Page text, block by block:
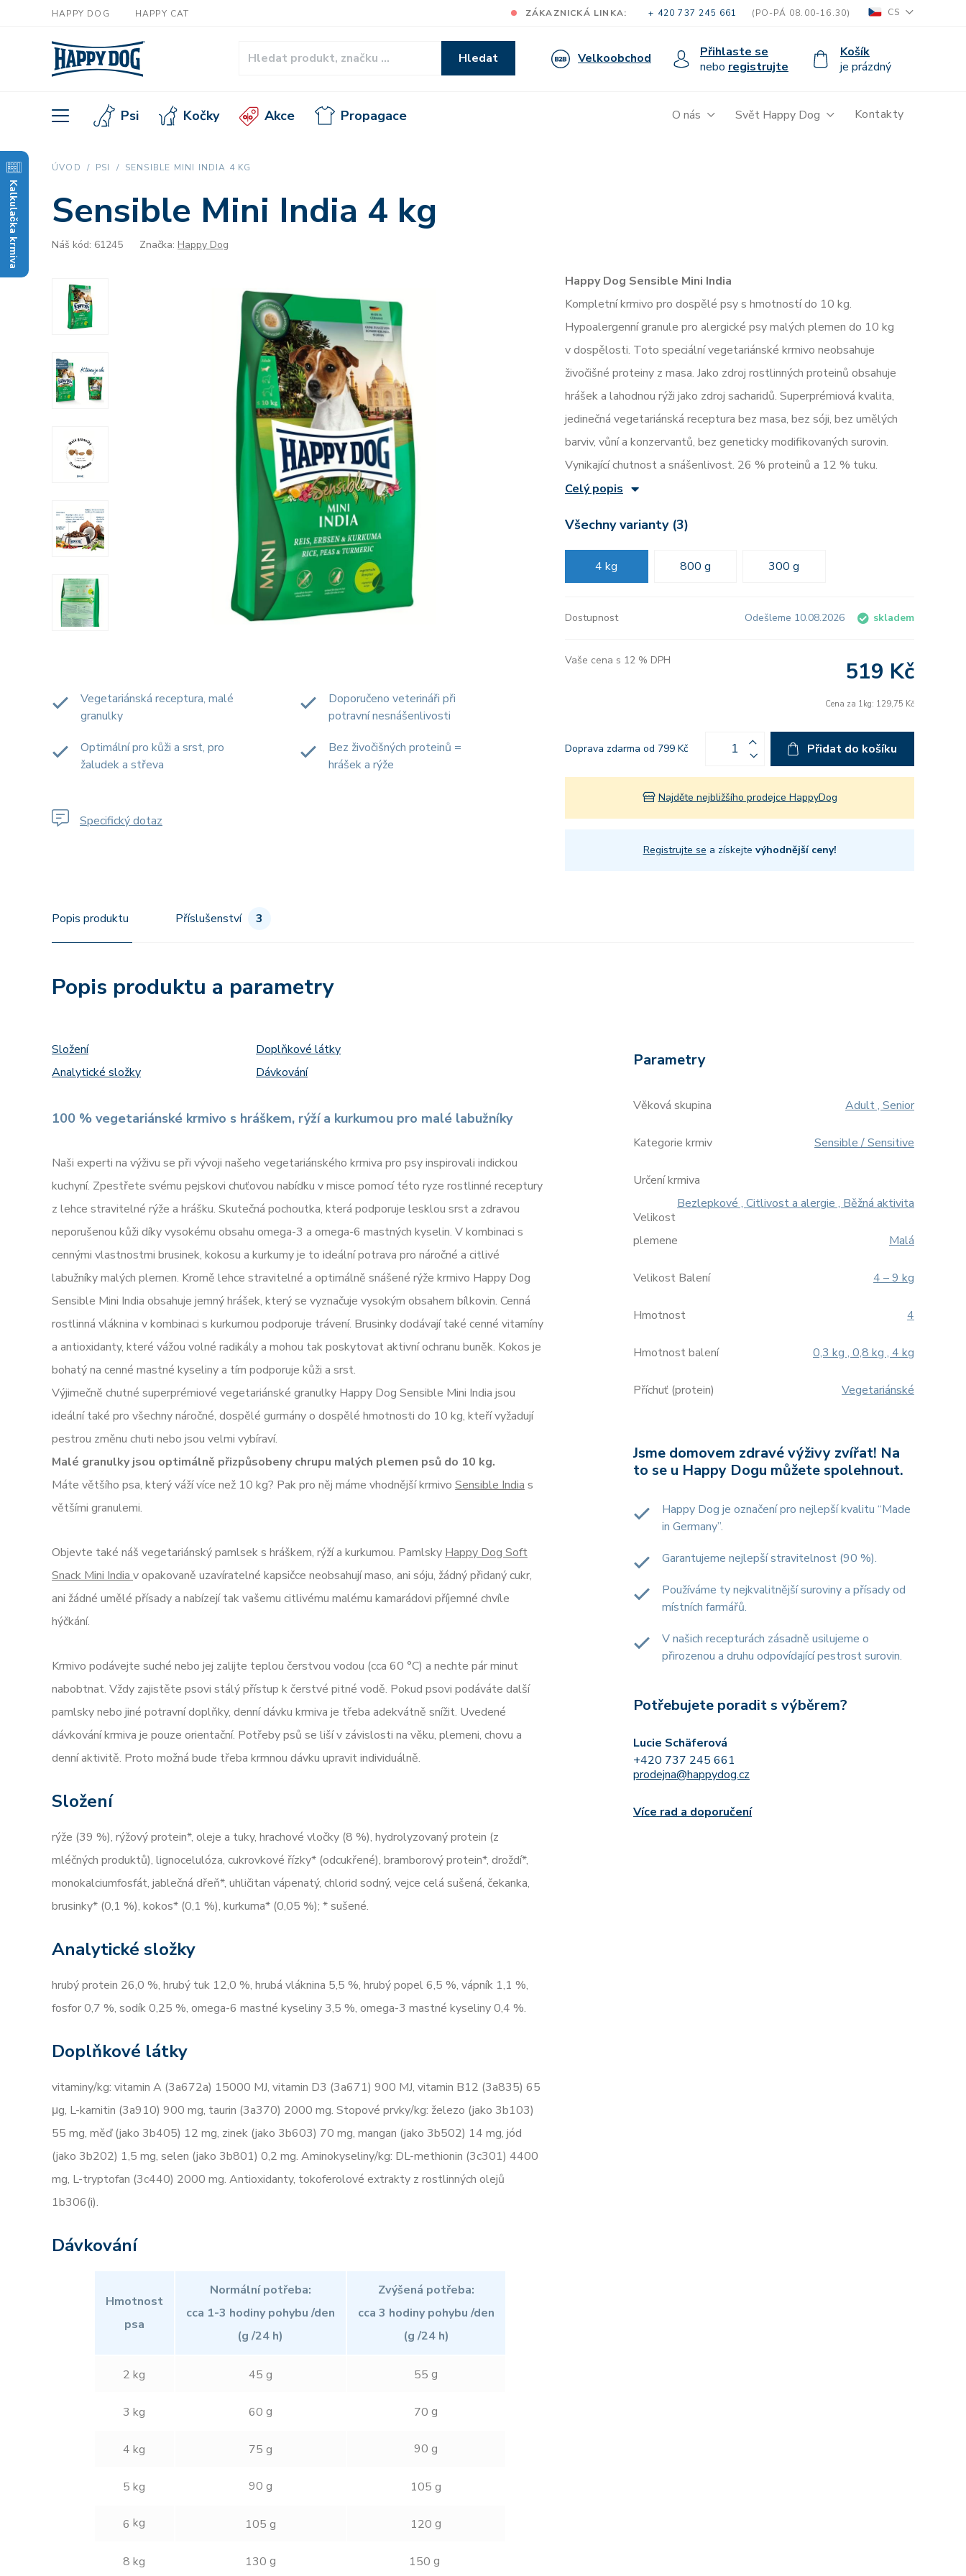
Kalkulačka krmiva
HAPPY DOG HAPPY CAT ZÁKAZNICKÁ LINKA: + 420 737 245 661 (PO-PÁ 08.00-16.30) CS
Hledat Velkoobchod
Přihlaste se
nebo registrujte
Košík
je prázdný
Psi Kočky Akce Propagace O nás Svět Happy Dog Kontakty
ÚVOD PSI SENSIBLE MINI INDIA 4 KG
Sensible Mini India 4 kg
Náš kód: 61245 Značka: Happy Dog
Vegetariánská receptura, malé
granulky
Doporučeno veterináři při
potravní nesnášenlivosti
Optimální pro kůži a srst, pro
žaludek a střeva
Bez živočišných proteinů =
hrášek a rýže
Specifický dotaz
Happy Dog Sensible Mini India
Kompletní krmivo pro dospělé psy s hmotností do 10 kg.
Hypoalergenní granule pro alergické psy malých plemen do 10 kg
v dospělosti. Toto speciální vegetariánské krmivo neobsahuje
živočišné proteiny z masa. Jako zdroj rostlinných proteinů obsahuje
hrášek a lahodnou rýži jako zdroj sacharidů. Superprémiová kvalita,
jedinečná vegetariánská receptura bez masa, bez sóji, bez umělých
barviv, vůní a konzervantů, bez geneticky modifikovaných surovin.
Vynikající chutnost a snášenlivost. 26 % proteinů a 12 % tuku.
Celý popis
Všechny varianty (3)
4 kg 800 g 300 g
Dostupnost Odešleme 10.08.2026 skladem
Vaše cena s 12 % DPH 519 Kč
Cena za 1kg: 129,75 Kč
Doprava zdarma od 799 Kč Přidat do košíku
Najděte nejbližšího prodejce HappyDog
Registrujte se a získejte výhodnější ceny!
Popis produktu Příslušenství 3
Popis produktu a parametry
Složení
Analytické složky
Doplňkové látky
Dávkování
100 % vegetariánské krmivo s hráškem, rýží a kurkumou pro malé labužníky
Naši experti na výživu se při vývoji našeho vegetariánského krmiva pro psy inspirovali indickou
kuchyní. Zpestřete svému pejskovi chuťovou nabídku v misce pomocí této ryze rostlinné receptury
z lehce stravitelné rýže a hrášku. Skutečná pochoutka, která podporuje lesklou srst a zdravou
neporušenou kůži díky vysokému obsahu omega-3 a omega-6 mastných kyselin. V kombinaci s
cennými vlastnostmi brusinek, kokosu a kurkumy je to ideální potrava pro náročné a citlivé
labužníky malých plemen. Kromě lehce stravitelné a optimálně snášené rýže krmivo Happy Dog
Sensible Mini India obsahuje jemný hrášek, který se vyznačuje vysokým obsahem bílkovin. Cenná
rostlinná vláknina v kombinaci s kurkumou podporuje trávení. Brusinky dodávají také cenné vitamíny
a antioxidanty, které vážou volné radikály a mohou tak poskytovat aktivní ochranu buněk. Kokos je
bohatý na cenné mastné kyseliny a tím podporuje kůži a srst.
Výjimečně chutné superprémiové vegetariánské granulky Happy Dog Sensible Mini India jsou
ideální také pro všechny náročné, dospělé gurmány o dospělé hmotnosti do 10 kg, kteří vyžadují
pestrou změnu chuti nebo jsou velmi vybíraví.
Malé granulky jsou optimálně přizpůsobeny chrupu malých plemen psů do 10 kg.
Máte většího psa, který váží více než 10 kg? Pak pro něj máme vhodnější krmivo Sensible India s
většími granulemi.
Objevte také náš vegetariánský pamlsek s hráškem, rýží a kurkumou. Pamlsky Happy Dog Soft
Snack Mini India v opakovaně uzavíratelné kapsičce neobsahují maso, ani sóju, žádný přidaný cukr,
ani žádné umělé přísady a nabízejí tak vašemu citlivému malému kamarádovi příjemné chvíle
hýčkání.
Krmivo podávejte suché nebo jej zalijte teplou čerstvou vodou (cca 60 °C) a nechte pár minut
nabobtnat. Vždy zajistěte psovi stálý přístup k čerstvé pitné vodě. Pokud psovi podáváte další
pamlsky nebo jiné potravní doplňky, denní dávku krmiva je třeba adekvátně snížit. Uvedené
dávkování krmiva je pouze orientační. Potřeby psů se liší v závislosti na věku, plemeni, chovu a
denní aktivitě. Proto možná bude třeba krmnou dávku upravit individuálně.
Složení
rýže (39 %), rýžový protein*, oleje a tuky, hrachové vločky (8 %), hydrolyzovaný protein (z
mléčných produktů), lignocelulóza, cukrovkové řízky* (odcukřené), bramborový protein*, droždí*,
monokalciumfosfát, jablečná dřeň*, uhličitan vápenatý, chlorid sodný, vejce celá sušená, čekanka,
brusinky* (0,1 %), kokos* (0,1 %), kurkuma* (0,05 %); * sušené.
Analytické složky
hrubý protein 26,0 %, hrubý tuk 12,0 %, hrubá vláknina 5,5 %, hrubý popel 6,5 %, vápník 1,1 %,
fosfor 0,7 %, sodík 0,25 %, omega-6 mastné kyseliny 3,5 %, omega-3 mastné kyseliny 0,4 %.
Doplňkové látky
vitaminy/kg: vitamin A (3a672a) 15000 MJ, vitamin D3 (3a671) 900 MJ, vitamin B12 (3a835) 65
μg, L-karnitin (3a910) 900 mg, taurin (3a370) 2000 mg. Stopové prvky/kg: železo (jako 3b103)
55 mg, měď (jako 3b405) 12 mg, zinek (jako 3b603) 70 mg, mangan (jako 3b502) 14 mg, jód
(jako 3b202) 1,5 mg, selen (jako 3b801) 0,2 mg. Aminokyseliny/kg: DL-methionin (3c301) 4400
mg, L-tryptofan (3c440) 2000 mg. Antioxidanty, tokoferolové extrakty z rostlinných olejů
1b306(i).
Dávkování
Hmotnost
psa
Normální potřeba:
cca 1-3 hodiny pohybu /den
(g /24 h)
Zvýšená potřeba:
cca 3 hodiny pohybu /den
(g /24 h)
2 kg 45 g 55 g
3 kg 60 g 70 g
4 kg 75 g 90 g
5 kg 90 g 105 g
6 kg 105 g 120 g
8 kg 130 g 150 g
Parametry
Věková skupina Adult , Senior
Kategorie krmiv Sensible / Sensitive
Určení krmiva
Bezlepkové , Citlivost a alergie , Běžná aktivita
Velikost
plemene
Malá
Velikost Balení 4 – 9 kg
Hmotnost 4
Hmotnost balení 0,3 kg , 0,8 kg , 4 kg
Příchuť (protein) Vegetariánské
Jsme domovem zdravé výživy zvířat! Na
to se u Happy Dogu můžete spolehnout.
Happy Dog je označení pro nejlepší kvalitu “Made
in Germany”.
Garantujeme nejlepší stravitelnost (90 %).
Používáme ty nejkvalitnější suroviny a přísady od
místních farmářů.
V našich recepturách zásadně usilujeme o
přirozenou a druhu odpovídající pestrost surovin.
Potřebujete poradit s výběrem?
Lucie Schäferová
+420 737 245 661
prodejna@happydog.cz
Více rad a doporučení